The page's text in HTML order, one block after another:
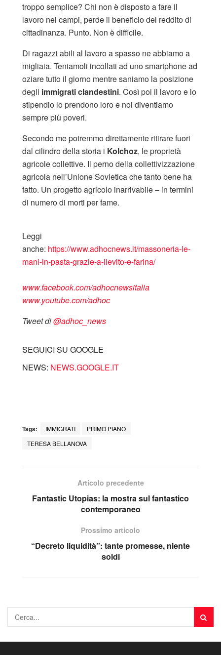
troppo semplice? Chi non è disposto a fare il
lavoro nei campi, perde il beneficio del reddito di
cittadinanza. Punto. Non è difficile.
Di ragazzi abili al lavoro a spasso ne abbiamo a
migliaia. Teniamoli incollati ad uno smartphone ad
oziare tutto il giorno mentre saniamo la posizione
degli immigrati clandestini. Così poi il lavoro e lo
stipendio lo prendono loro e noi diventiamo
sempre più poveri.
Secondo me potremmo direttamente ritirare fuori
dal cilindro della storia i Kolchoz, le proprietà
agricole collettive. Il perno della collettivizzazione
agricola nell’Unione Sovietica che tanto bene ha
fatto. Un progetto agricolo inarrivabile – in termini
di numero di morti per fame.
Leggi
anche: https://www.adhocnews.it/massoneria-le-
mani-in-pasta-grazie-a-lievito-e-farina/
www.facebook.com/adhocnewsitalia
www.youtube.com/adhoc
Tweet di‎@adhoc_news
SEGUICI SU GOOGLE
NEWS: NEWS.GOOGLE.IT
Tags: IMMIGRATI
PRIMO PIANO
TERESA BELLANOVA
Articolo precedente
Fantastic Utopias: la mostra sul fantastico
contemporaneo
Prossimo articolo
“Decreto liquidità”: tante promesse, niente
soldi